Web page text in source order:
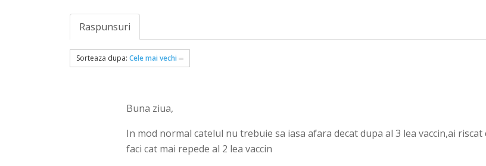
Raspunsuri
Sorteaza dupa:Cele mai vechi
Buna ziua,
In mod normal catelul nu trebuie sa iasa afara decat dupa al 3 lea vaccin,ai
faci cat mai repede al 2 lea vaccin